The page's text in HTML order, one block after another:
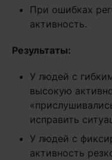
При ошибках
активность.
Результаты:
У людей с
высокую
исправить
У людей с
активность